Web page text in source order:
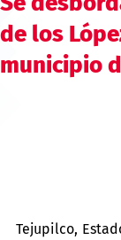
de los
municipio
Tejupilco,